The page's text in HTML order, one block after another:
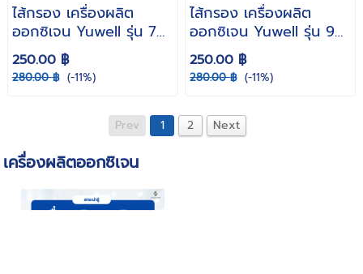
ไส้กรอง เครื่องผลิต
ออกซิเจน Yuwell รุ่น 7F-
5W / 7F-8W แบบกลม
กระดาษ
250.00 ฿
280.00 ฿ (-11%)
ไส้กรอง เครื่องผลิต
ออกซิเจน Yuwell รุ่น 9F-
3BW ( แบบผ้า )
250.00 ฿
280.00 ฿ (-11%)
Prev 1 2 Next
เครื่องผลิตออกซิเจน